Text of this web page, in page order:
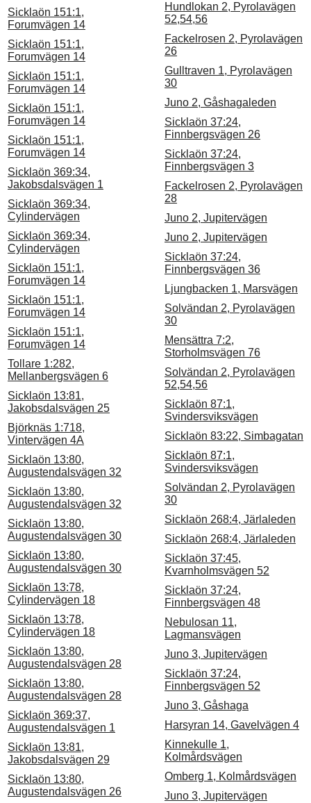
Sicklaön 151:1,
Forumvägen 14
Sicklaön 151:1,
Forumvägen 14
Sicklaön 151:1,
Forumvägen 14
Sicklaön 151:1,
Forumvägen 14
Sicklaön 151:1,
Forumvägen 14
Sicklaön 369:34,
Jakobsdalsvägen 1
Sicklaön 369:34,
Cylindervägen
Sicklaön 369:34,
Cylindervägen
Sicklaön 151:1,
Forumvägen 14
Sicklaön 151:1,
Forumvägen 14
Sicklaön 151:1,
Forumvägen 14
Tollare 1:282,
Mellanbergsvägen 6
Sicklaön 13:81,
Jakobsdalsvägen 25
Björknäs 1:718,
Vintervägen 4A
Sicklaön 13:80,
Augustendalsvägen 32
Sicklaön 13:80,
Augustendalsvägen 32
Sicklaön 13:80,
Augustendalsvägen 30
Sicklaön 13:80,
Augustendalsvägen 30
Sicklaön 13:78,
Cylindervägen 18
Sicklaön 13:78,
Cylindervägen 18
Sicklaön 13:80,
Augustendalsvägen 28
Sicklaön 13:80,
Augustendalsvägen 28
Sicklaön 369:37,
Augustendalsvägen 1
Sicklaön 13:81,
Jakobsdalsvägen 29
Sicklaön 13:80,
Augustendalsvägen 26
Hundlokan 2, Pyrolavägen
52,54,56
Fackelrosen 2, Pyrolavägen
26
Gulltraven 1, Pyrolavägen
30
Juno 2, Gåshagaleden
Sicklaön 37:24,
Finnbergsvägen 26
Sicklaön 37:24,
Finnbergsvägen 3
Fackelrosen 2, Pyrolavägen
28
Juno 2, Jupitervägen
Juno 2, Jupitervägen
Sicklaön 37:24,
Finnbergsvägen 36
Ljungbacken 1, Marsvägen
Solvändan 2, Pyrolavägen
30
Mensättra 7:2,
Storholmsvägen 76
Solvändan 2, Pyrolavägen
52,54,56
Sicklaön 87:1,
Svindersviksvägen
Sicklaön 83:22, Simbagatan
Sicklaön 87:1,
Svindersviksvägen
Solvändan 2, Pyrolavägen
30
Sicklaön 268:4, Järlaleden
Sicklaön 268:4, Järlaleden
Sicklaön 37:45,
Kvarnholmsvägen 52
Sicklaön 37:24,
Finnbergsvägen 48
Nebulosan 11,
Lagmansvägen
Juno 3, Jupitervägen
Sicklaön 37:24,
Finnbergsvägen 52
Juno 3, Gåshaga
Harsyran 14, Gavelvägen 4
Kinnekulle 1,
Kolmårdsvägen
Omberg 1, Kolmårdsvägen
Juno 3, Jupitervägen